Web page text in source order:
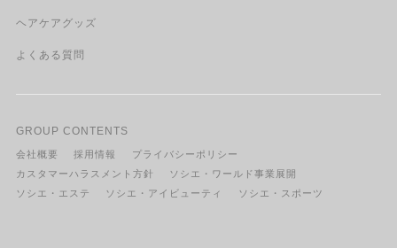
ヘアケアグッズ
よくある質問
GROUP CONTENTS
会社概要 採用情報
プライバシーポリシー
カスタマーハラスメント方針
ソシエ・ワールド事業展開
ソシエ・エステ
ソシエ・アイビューティ ソシエ・スポーツ